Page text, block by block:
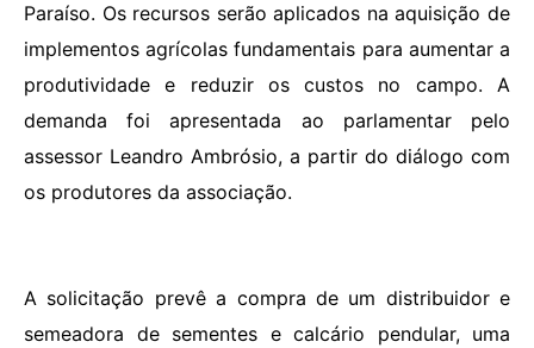
Paraíso. Os recursos serão aplicados na aquisição de
implementos agrícolas fundamentais para aumentar a
produtividade e reduzir os custos no campo. A
demanda foi apresentada ao parlamentar pelo
assessor Leandro Ambrósio, a partir do diálogo com
os produtores da associação.
A solicitação prevê a compra de um distribuidor e
semeadora de sementes e calcário pendular, uma